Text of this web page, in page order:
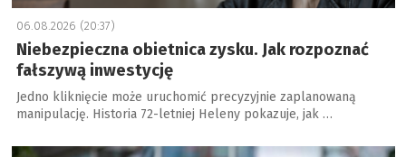
06.08.2026 (20:37)
Niebezpieczna obietnica zysku. Jak rozpoznać
fałszywą inwestycję
Jedno kliknięcie może uruchomić precyzyjnie zaplanowaną
manipulację. Historia 72-letniej Heleny pokazuje, jak …
a